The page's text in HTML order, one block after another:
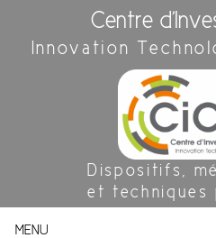
Centre
Innovation
Dispositifs,
et techniques
MENU